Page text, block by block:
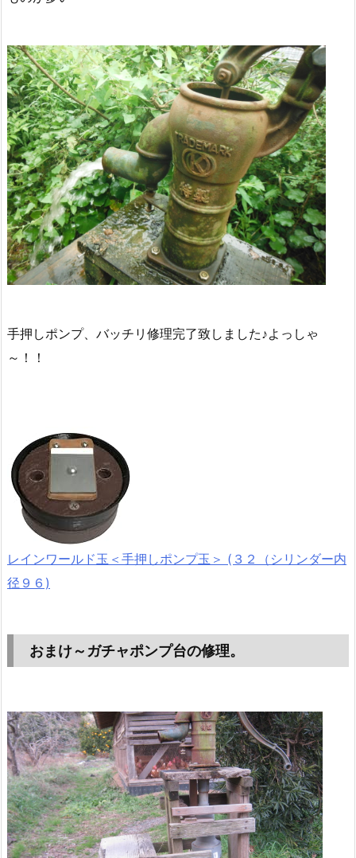
手押しポンプ、バッチリ修理完了致しました♪よっしゃ
～！！
レインワールド玉＜手押しポンプ玉＞ (３２（シリンダー内
径９６)
おまけ～ガチャポンプ台の修理。